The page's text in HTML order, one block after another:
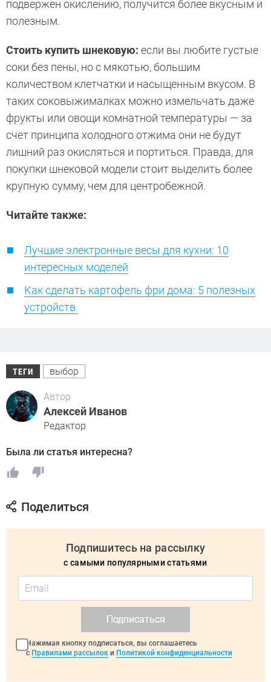
подвержен окислению, получится более вкусным и
полезным.
Стоить купить шнековую: если вы любите густые
соки без пены, но с мякотью, большим
количеством клетчатки и насыщенным вкусом. В
таких соковыжималках можно измельчать даже
фрукты или овощи комнатной температуры — за
счет принципа холодного отжима они не будут
лишний раз окисляться и портиться. Правда, для
покупки шнековой модели стоит выделить более
крупную сумму, чем для центробежной.
Читайте также:
Лучшие электронные весы для кухни: 10
интересных моделей
Как сделать картофель фри дома: 5 полезных
устройств
ТЕГИ выбор
Автор
Алексей Иванов
Редактор
Была ли статья интересна?
Поделиться
Подпишитесь на рассылку
с самыми популярными статьями
Подписаться
Нажимая кнопку подписаться, вы соглашаетесь
с Правилами рассылок и Политикой конфиденциальности